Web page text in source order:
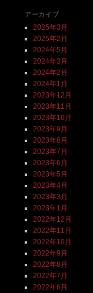
アーカイブ
2025年3月
2025年2月
2024年5月
2024年3月
2024年2月
2024年1月
2023年12月
2023年11月
2023年10月
2023年9月
2023年8月
2023年7月
2023年6月
2023年5月
2023年4月
2023年3月
2023年1月
2022年12月
2022年11月
2022年10月
2022年9月
2022年8月
2022年7月
2022年6月